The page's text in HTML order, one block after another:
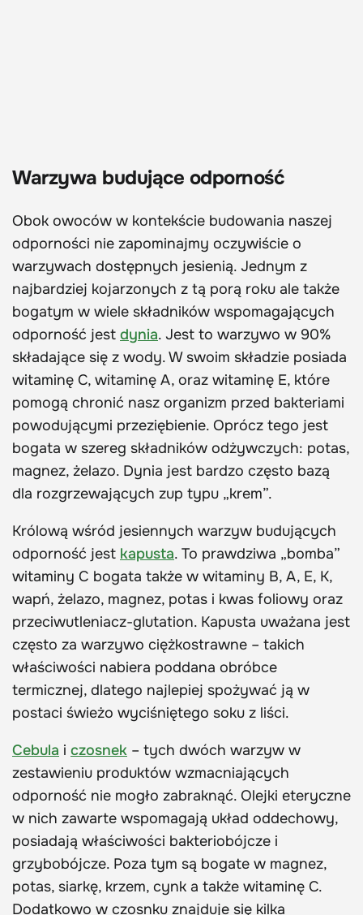
Warzywa budujące odporność
Obok owoców w kontekście budowania naszej
odporności nie zapominajmy oczywiście o
warzywach dostępnych jesienią. Jednym z
najbardziej kojarzonych z tą porą roku ale także
bogatym w wiele składników wspomagających
odporność jest dynia. Jest to warzywo w 90%
składające się z wody. W swoim składzie posiada
witaminę C, witaminę A, oraz witaminę E, które
pomogą chronić nasz organizm przed bakteriami
powodującymi przeziębienie. Oprócz tego jest
bogata w szereg składników odżywczych: potas,
magnez, żelazo. Dynia jest bardzo często bazą
dla rozgrzewających zup typu „krem”.
Królową wśród jesiennych warzyw budujących
odporność jest kapusta. To prawdziwa „bomba”
witaminy C bogata także w witaminy B, A, E, K,
wapń, żelazo, magnez, potas i kwas foliowy oraz
przeciwutleniacz-glutation. Kapusta uważana jest
często za warzywo ciężkostrawne – takich
właściwości nabiera poddana obróbce
termicznej, dlatego najlepiej spożywać ją w
postaci świeżo wyciśniętego soku z liści.
Cebula i czosnek – tych dwóch warzyw w
zestawieniu produktów wzmacniających
odporność nie mogło zabraknąć. Olejki eteryczne
w nich zawarte wspomagają układ oddechowy,
posiadają właściwości bakteriobójcze i
grzybobójcze. Poza tym są bogate w magnez,
potas, siarkę, krzem, cynk a także witaminę C.
Dodatkowo w czosnku znajduje się kilka